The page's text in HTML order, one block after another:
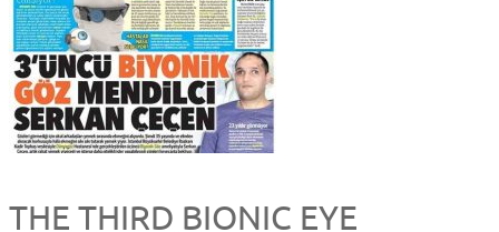
THE THIRD BIONIC EYE